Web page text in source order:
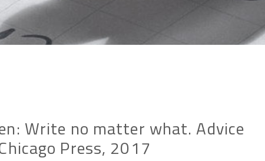
Write no matter what. Advice
Press, 2017